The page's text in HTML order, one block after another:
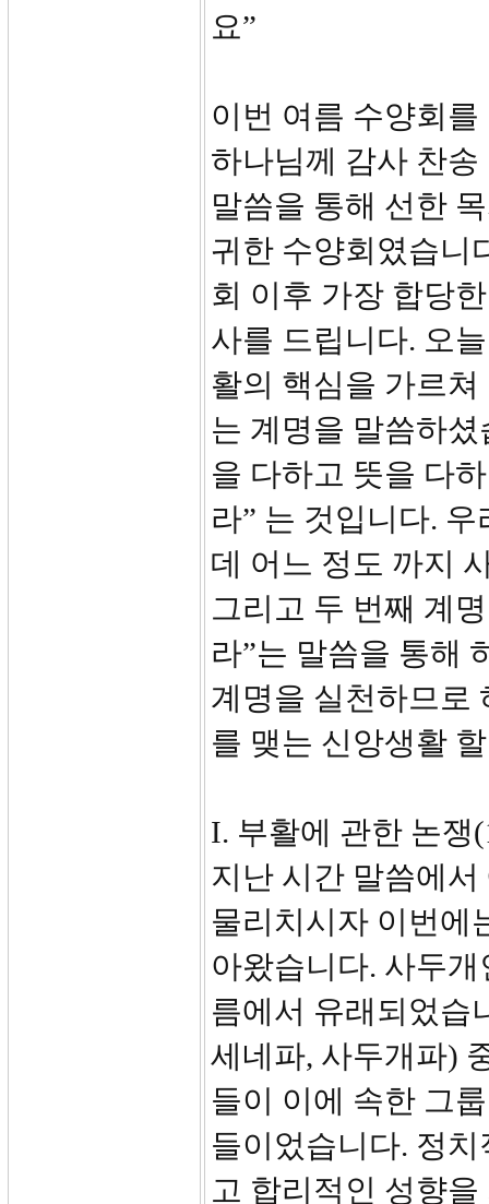
요”
이번 여름 수양회
하나님께 감사 찬
말씀을 통해 선한
귀한 수양회였습니
회 이후 가장 합당
사를 드립니다. 오
활의 핵심을 가르
는 계명을 말씀하
을 다하고 뜻을 다
라” 는 것입니다.
데 어느 정도 까지
그리고 두 번째 계
라”는 말씀을 통해
계명을 실천하므로
를 맺는 신앙생활
I. 부활에 관한 논쟁
지난 시간 말씀에
물리치시자 이번에
아왔습니다. 사두
름에서 유래되었습
세네파, 사두개파)
들이 이에 속한 그
들이었습니다. 정
고 합리적인 성향